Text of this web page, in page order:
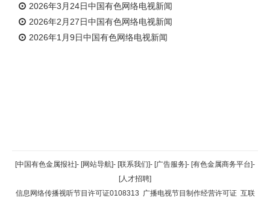
2026年3月24日中国有色网络电视新闻
2026年2月27日中国有色网络电视新闻
2026年1月9日中国有色网络电视新闻
返回顶部
返回首页
[中国有色金属报社]- [网站导航]- [联系我们]- [广告服务]- [有色金属商务平台]-
[人才招聘]
信息网络传播视听节目许可证0108313 广播电视节目制作经营许可证 互联